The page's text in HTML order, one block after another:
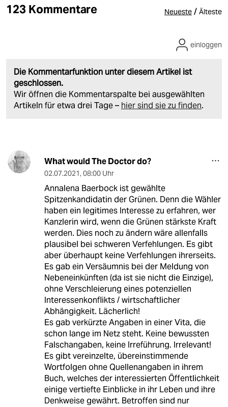
123 Kommentare Neueste / Älteste
Die Kommentarfunktion unter diesem Artikel ist
geschlossen.
Wir öffnen die Kommentarspalte bei ausgewählten
Artikeln für etwa drei Tage – hier sind sie zu finden.
einloggen
What would The Doctor do?
02.07.2021, 08:00 Uhr
Annalena Baerbock ist gewählte
Spitzenkandidatin der Grünen. Denn die Wähler
haben ein legitimes Interesse zu erfahren, wer
Kanzlerin wird, wenn die Grünen stärkste Kraft
werden. Dies noch zu ändern wäre allenfalls
plausibel bei schweren Verfehlungen. Es gibt
aber überhaupt keine Verfehlungen ihrerseits.
Es gab ein Versäumnis bei der Meldung von
Nebeneinkünften (da ist sie nicht die Einzige),
ohne Verschleierung eines potenziellen
Interessenkonflikts / wirtschaftlicher
Abhängigkeit. Lächerlich!
Es gab verkürzte Angaben in einer Vita, die
schon lange im Netz steht. Keine bewussten
Falschangaben, keine Irreführung. Irrelevant!
Es gibt vereinzelte, übereinstimmende
Wortfolgen ohne Quellenangaben in ihrem
Buch, welches der interessierten Öffentlichkeit
einige vertiefte Einblicke in ihr Leben und ihre
Denkweise gewährt. Betroffen sind nur